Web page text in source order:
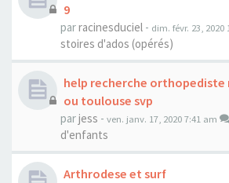
9
parracinesduciel - dim. févr. 23, 2020
stoires d'ados (opérés)
help recherche
ou toulouse svp
parjess - ven. janv. 17, 2020 7:41 am
d'enfants
Arthrodese et surf